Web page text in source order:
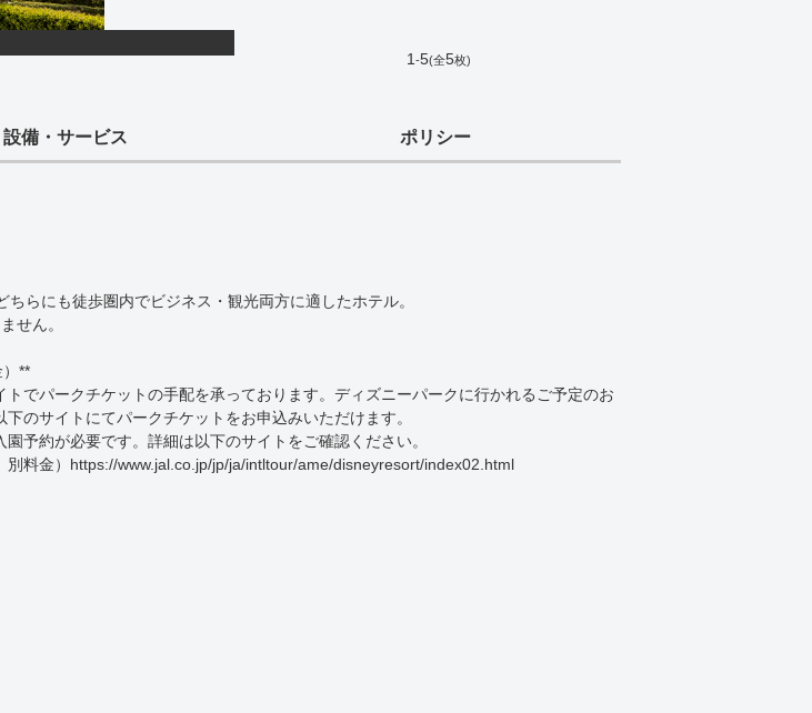
1 -5(全5枚)
設備・サービス ポリシー
らにも徒歩圏内でビジネス・観光両方に適したホテル。
せん。
**
でパークチケットの手配を承っております。ディズニーパークに行かれるご予定のお
のサイトにてパークチケットをお申込みいただけます。
予約が必要です。詳細は以下のサイトをご確認ください。
料金）https://www.jal.co.jp/jp/ja/intltour/ame/disneyresort/index02.html